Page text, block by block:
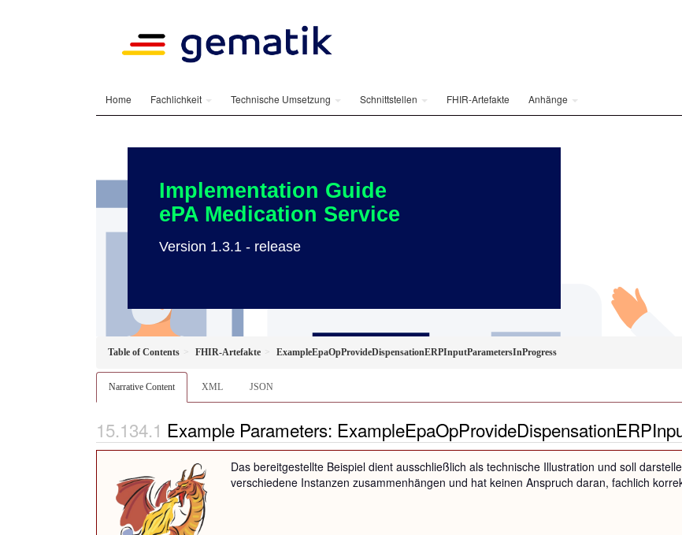
Home Fachlichkeit Technische Umsetzung Schnittstellen FHIR-Artefakte Anhänge
Implementation Guide
ePA Medication Service
Version 1.3.1 - release
Table of Contents FHIR-Artefakte ExampleEpaOpProvideDispensationERPInputParametersInProgress
Narrative Content XML JSON
Example Parameters:
Das bereitgestellte Beispiel dient ausschließlich als technische Illustration und soll
verschiedene Instanzen zusammenhängen und hat keinen Anspruch daran, fachlich